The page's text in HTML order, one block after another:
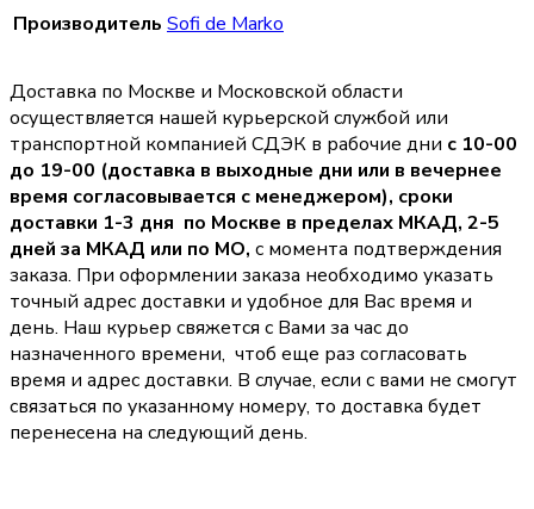
Производитель Sofi de Marko
Доставка по Москве и Московской области
осуществляется нашей курьерской службой или
транспортной компанией СДЭК в рабочие дни с 10-00
до 19-00 (доставка в выходные дни или в вечернее
время согласовывается с менеджером), сроки
доставки 1-3 дня по Москве в пределах МКАД, 2-5
дней за МКАД или по МО, с момента подтверждения
заказа. При оформлении заказа необходимо указать
точный адрес доставки и удобное для Вас время и
день. Наш курьер свяжется с Вами за час до
назначенного времени, чтоб еще раз согласовать
время и адрес доставки. В случае, если с вами не смогут
связаться по указанному номеру, то доставка будет
перенесена на следующий день.